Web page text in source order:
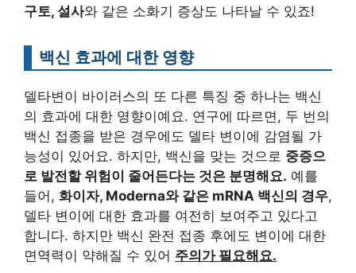
구토, 설사와 같은 소화기 증상도 나타날 수 있죠!
백신 효과에 대한 영향
델타변이 바이러스의 또 다른 특징 중 하나는 백신
의 효과에 대한 영향이예요. 연구에 따르면, 두 번의
백신 접종을 받은 경우에도 델타 변이에 감염될 가
능성이 있어요. 하지만, 백신을 맞는 것으로 중증으
로 발전할 위험이 줄어든다는 것은 분명해요. 예를
들어, 화이자, Moderna와 같은 mRNA 백신의 경우,
델타 변이에 대한 효과를 여전히 보여주고 있다고
합니다. 하지만 백신 완전 접종 후에도 변이에 대한
면역력이 약해질 수 있어 주의가 필요해요.